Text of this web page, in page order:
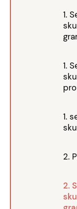
1.
1.
1.
2.
2.